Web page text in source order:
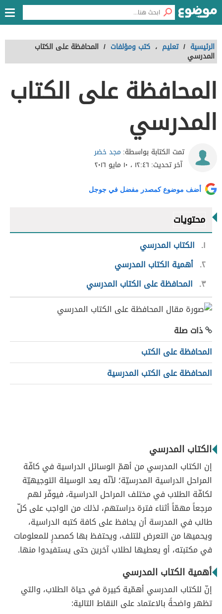
الرئيسية / تعليم ، كتب ومؤلفات / المحافظة على الكتاب
المدرسي
المحافظة على الكتاب
المدرسي
تمت الكتابة بواسطة: مجد خضر
آخر تحديث: ١٢:٤٦ ، ١٠ مايو ٢٠١٦
أضف موضوع كمصدر مفضل في جوجل
محتويات
١
الكتاب المدرسي
٢ أهمية الكتاب المدرسي
٣
المحافظة على الكتاب المدرسي
ذات صلة
المحافظة على الكتب
المحافظة على الكتب المدرسية
الكتاب المدرسي
إن الكتاب المدرسي من أهمّ الوسائل الدراسية في كافّة
المراحل الدراسية المدرسيّة؛ لأنّه يعد الوسيلة التوجيهيّة
لكافّة الطلاب في مختلف المراحل الدراسية، فيوفّر لهم
مرجعاً مهمّاً أثناء فترة دراستهم، لذلك من الواجب على كلّ
طالب في المدرسة أن يحافظ على كافة كتبه الدراسية،
ويحميها من التعرض للتلف، ويحتفظ بها كمصدرٍ للمعلومات
في مكتبته، أو يعطيها لطلاب آخرين حتى يستفيدوا منها.
أهمية الكتاب المدرسي
إنّ للكتاب المدرسي أهمّية كبيرة في حياة الطلاب، والتي
تظهر واضحةً بالاعتماد على النقاط التالية: